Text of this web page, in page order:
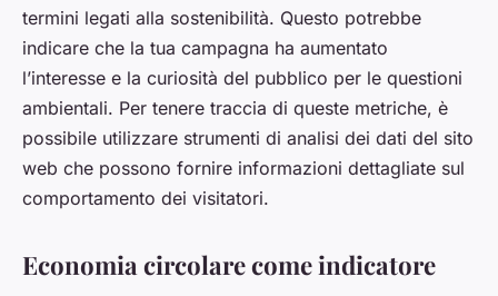
termini legati alla sostenibilità. Questo potrebbe
indicare che la tua campagna ha aumentato
l’interesse e la curiosità del pubblico per le questioni
ambientali. Per tenere traccia di queste metriche, è
possibile utilizzare strumenti di analisi dei dati del sito
web che possono fornire informazioni dettagliate sul
comportamento dei visitatori.
Economia circolare come indicatore